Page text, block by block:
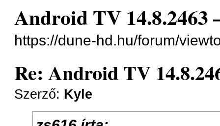
Android TV 14.8.2463
https://dune-hd.hu/forum/
Re: Android TV
Szerző: Kyle